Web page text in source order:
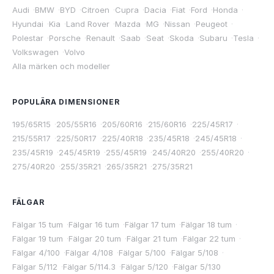
Audi ·BMW ·BYD ·Citroen ·Cupra ·Dacia ·Fiat ·Ford ·Honda ·
Hyundai ·Kia ·Land Rover ·Mazda ·MG ·Nissan ·Peugeot ·
Polestar ·Porsche ·Renault ·Saab ·Seat ·Skoda ·Subaru ·Tesla ·
Volkswagen ·Volvo
Alla märken och modeller
POPULÄRA DIMENSIONER
195/65R15 ·205/55R16 ·205/60R16 ·215/60R16 ·225/45R17 ·
215/55R17 ·225/50R17 ·225/40R18 ·235/45R18 ·245/45R18 ·
235/45R19 ·245/45R19 ·255/45R19 ·245/40R20 ·255/40R20 ·
275/40R20 ·255/35R21 ·265/35R21 ·275/35R21
FÄLGAR
Fälgar 15 tum ·Fälgar 16 tum ·Fälgar 17 tum ·Fälgar 18 tum ·
Fälgar 19 tum ·Fälgar 20 tum ·Fälgar 21 tum ·Fälgar 22 tum ·
Fälgar 4/100 ·Fälgar 4/108 ·Fälgar 5/100 ·Fälgar 5/108 ·
Fälgar 5/112 ·Fälgar 5/114.3 ·Fälgar 5/120 ·Fälgar 5/130